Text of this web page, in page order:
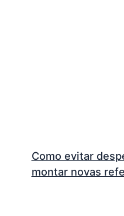
Como evitar
montar novas